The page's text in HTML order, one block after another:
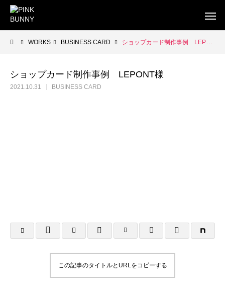
塾 様
WORKS BUSINESS CARD ショップカード制作事例 LEPONT様
ショップカード制作事例 LEPONT様
2021.10.31 BUSINESS CARD
この記事のタイトルとURLをコピーする